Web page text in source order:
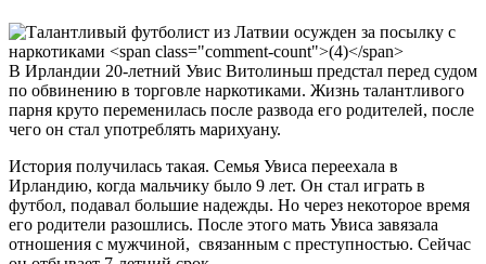
В Ирландии 20-летний Увис Витолиньш предстал перед судом
по обвинению в торговле наркотиками. Жизнь талантливого
парня круто переменилась после развода его родителей, после
чего он стал употреблять марихуану.
История получилась такая. Семья Увиса переехала в
Ирландию, когда мальчику было 9 лет. Он стал играть в
футбол, подавал большие надежды. Но через некоторое время
его родители разошлись. После этого мать Увиса завязала
отношения с мужчиной, связанным с преступностью. Сейчас